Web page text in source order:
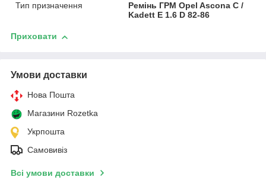
Тип призначення
Ремінь ГРМ Opel Ascona C /
Kadett E 1.6 D 82-86
Приховати
Умови доставки
Нова Пошта
Магазини Rozetka
Укрпошта
Самовивіз
Всі умови доставки